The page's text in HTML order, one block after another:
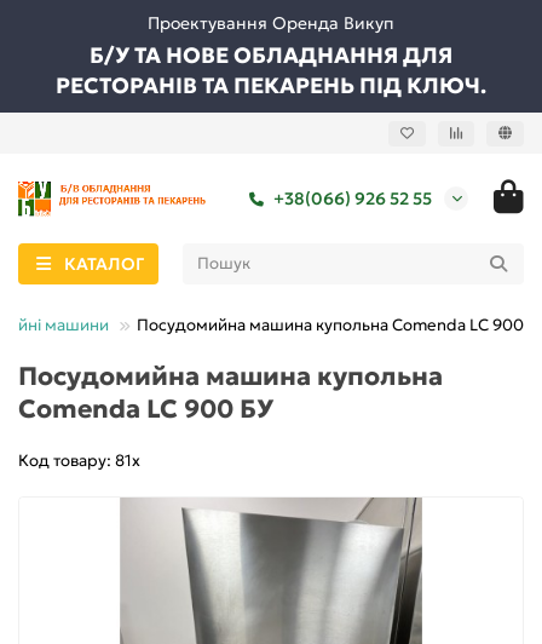
Проектування Оренда Викуп
Б/У ТА НОВЕ ОБЛАДНАННЯ ДЛЯ
РЕСТОРАНІВ ТА ПЕКАРЕНЬ ПІД КЛЮЧ.
+38(066) 926 52 55
КАТАЛОГ
машини Посудомийна машина купольна Comenda LC 900
Посудомийна машина купольна
Comenda LC 900 БУ
Код товару: 81х